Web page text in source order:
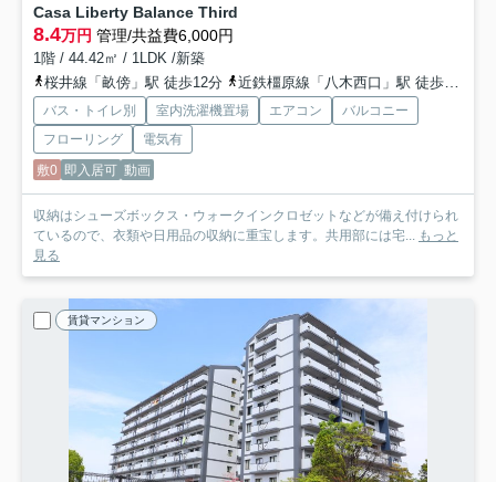
Casa Liberty Balance Third
8.4万円 管理/共益費6,000円
1階 / 44.42㎡ / 1LDK /新築
桜井線「畝傍」駅 徒歩12分
近鉄橿原線「八木西口」駅 徒歩14分
バス・トイレ別 室内洗濯機置場 エアコン
バルコニー
フローリング
電気有
敷0 即入居可 動画
収納はシューズボックス・ウォークインクロゼットなどが備え付けられ
ているので、衣類や日用品の収納に重宝します。共用部には宅...
もっと
見る
賃貸マンション